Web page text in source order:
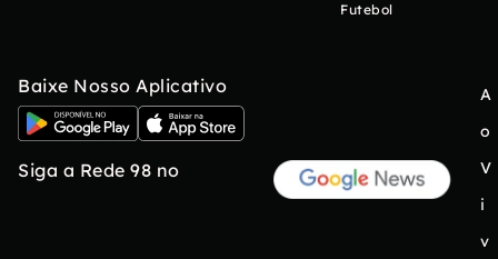
Futebol
Baixe Nosso Aplicativo
Siga a Rede 98 no
A
o
V
i
v